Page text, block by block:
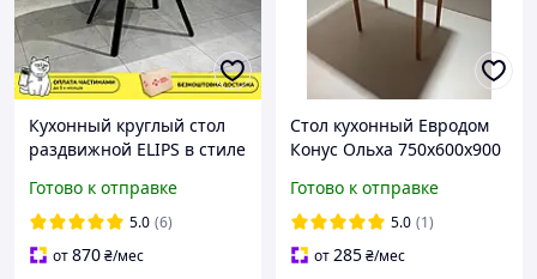
Кухонный круглый стол
раздвижной ELIPS в стиле
современный овальный
стол трансформер RMX
Готово к отправке
5.0 (6)
от870₴/мес
Стол кухонный Евродом
Конус Ольха 750х600х900
стол Обеденный стол в
гостиную
Готово к отправке
5.0 (1)
от285₴/мес